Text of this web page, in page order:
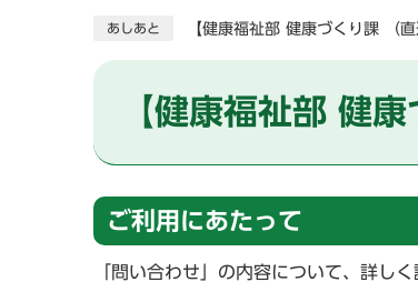
あしあと 【健康福祉部 健康づくり課 （
【健康福祉部 健
ご利用にあたって
「問い合わせ」の内容について、詳し